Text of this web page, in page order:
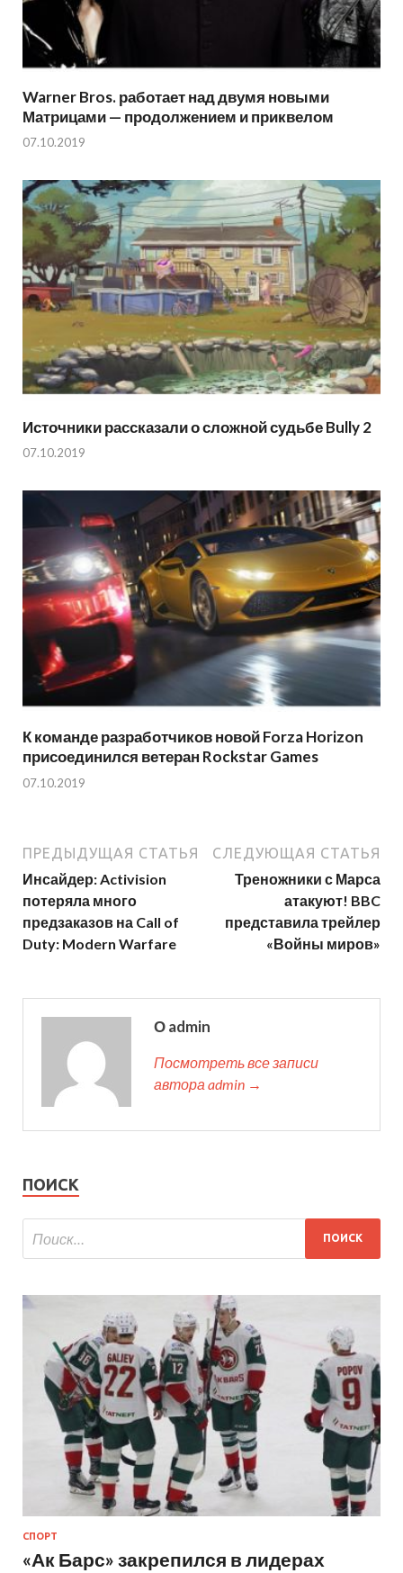
Warner Bros. работает над двумя новыми
Матрицами — продолжением и приквелом
07.10.2019
Источники рассказали о сложной судьбе Bully 2
07.10.2019
К команде разработчиков новой Forza Horizon
присоединился ветеран Rockstar Games
07.10.2019
ПРЕДЫДУЩАЯ СТАТЬЯ
Инсайдер: Activision
потеряла много
предзаказов на Call of
Duty: Modern Warfare
СЛЕДУЮЩАЯ СТАТЬЯ
Треножники с Марса
атакуют! BBC
представила трейлер
«Войны миров»
О admin
Посмотреть все записи
автора admin →
ПОИСК
СПОРТ
«Ак Барс» закрепился в лидерах